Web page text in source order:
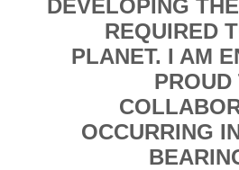
DEVELOPING
REQUIRED
PLANET. I AM
PROUD
OCCURRING